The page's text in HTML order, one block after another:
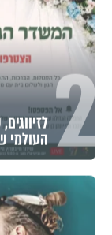
2 העולמי